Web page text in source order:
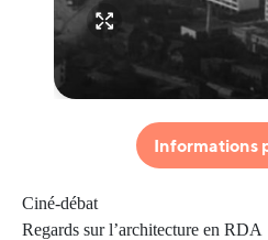
Informations
Ciné-débat
Regards sur l’architecture en RDA